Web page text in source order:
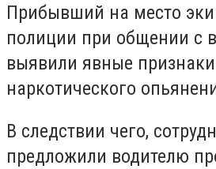
Прибывший на место
полиции при общении с
выявили явные признаки
наркотического
В следствии чего,
предложили водителю